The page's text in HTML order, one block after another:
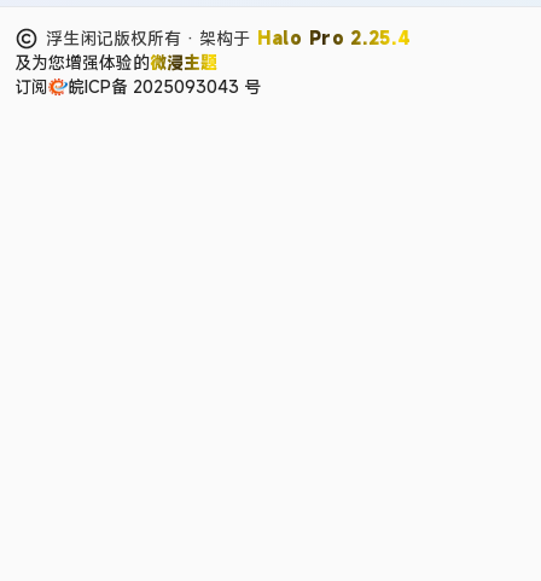
浮生闲记版权所有 · 架构于 Halo Pro 2.25.4
及为您增强体验的微浸主题
订阅
皖ICP备 2025093043 号